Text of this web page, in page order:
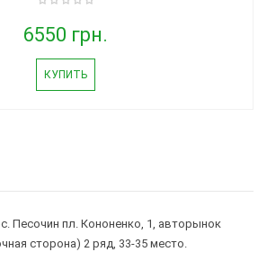
6550 грн.
КУПИТЬ
Песочин пл. Кононенко, 1, авторынок
сторона) 2 ряд, 33-35 место.